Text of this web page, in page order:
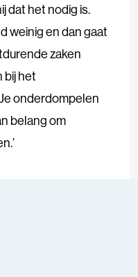
dat het nodig is.
weinig en dan gaat
zaken
bij het
onderdompelen
belang om